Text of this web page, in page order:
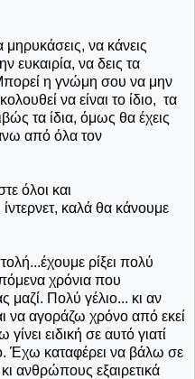
μηρυκάσεις, να κάνεις
ευκαιρία, να δεις τα
η γνώμη σου να μην
να είναι το ίδιο, τα
τα ίδια, όμως θα έχεις
από όλα τον
όλοι και
καλά θα κάνουμε
ρίξει πολύ
χρόνια που
μαζί. Πολύ γέλιο... κι αν
να αγοράζω χρόνο από εκεί
ειδική σε αυτό γιατί
Έχω καταφέρει να βάλω σε
ανθρώπους εξαιρετικά